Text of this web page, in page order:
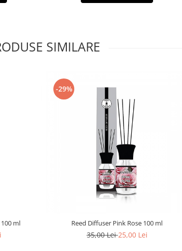
SIMILARE
ml
-29%
Reed Diffuser Pink Rose 100 ml
35,00 Lei25,00 Lei